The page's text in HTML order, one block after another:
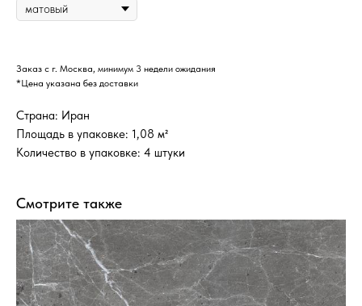
Заказ с г. Москва, минимум 3 недели ожидания
*Цена указана без доставки
Страна: Иран
Площадь в упаковке: 1,08 м²
Количество в упаковке: 4 штуки
Смотрите также